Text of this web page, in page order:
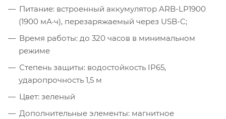
Питание: встроенный аккумулятор ARB-LP1900
(1900 мА·ч), перезаряжаемый через USB-C;
Время работы: до 320 часов в минимальном
режиме
Степень защиты: водостойкость IP65,
ударопрочность 1,5 м
Цвет: зеленый
Дополнительные элементы: магнитное